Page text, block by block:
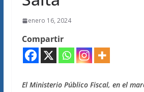
enero 16, 2024
Compartir
El Ministerio Público Fiscal, en el